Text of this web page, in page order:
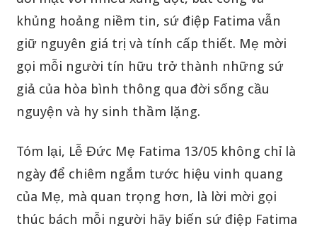
khủng hoảng niềm tin, sứ điệp Fatima vẫn
giữ nguyên giá trị và tính cấp thiết. Mẹ mời
gọi mỗi người tín hữu trở thành những sứ
giả của hòa bình thông qua đời sống cầu
nguyện và hy sinh thầm lặng.
Tóm lại, Lễ Đức Mẹ Fatima 13/05 không chỉ là
ngày để chiêm ngắm tước hiệu vinh quang
của Mẹ, mà quan trọng hơn, là lời mời gọi
thúc bách mỗi người hãy biến sứ điệp Fatima